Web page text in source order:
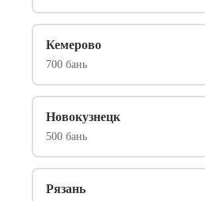
Кемерово
700 бань
Новокузнецк
500 бань
Рязань